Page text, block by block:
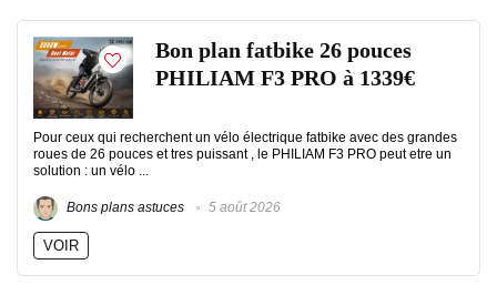
Bon plan fatbike 26 pouces
PHILIAM F3 PRO à 1339€
Pour ceux qui recherchent un vélo électrique fatbike avec des grandes
roues de 26 pouces et tres puissant , le PHILIAM F3 PRO peut etre un
solution : un vélo ...
Bons plans astuces 5 août 2026
VOIR